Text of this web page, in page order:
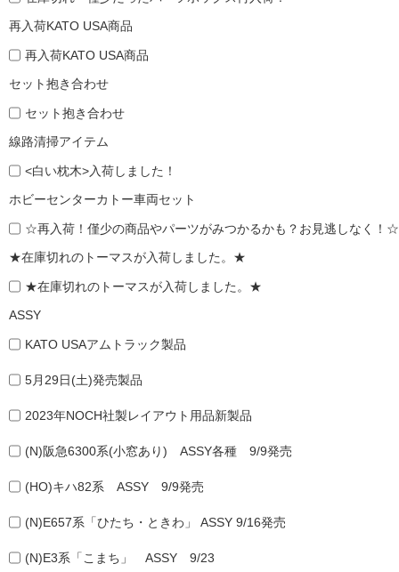
再入荷KATO USA商品
再入荷KATO USA商品
セット抱き合わせ
セット抱き合わせ
線路清掃アイテム
<白い枕木>入荷しました！
ホビーセンターカトー車両セット
☆再入荷！僅少の商品やパーツがみつかるかも？お見逃しなく！☆
★在庫切れのトーマスが入荷しました。★
★在庫切れのトーマスが入荷しました。★
ASSY
KATO USAアムトラック製品
5月29日(土)発売製品
2023年NOCH社製レイアウト用品新製品
(N)阪急6300系(小窓あり) ASSY各種 9/9発売
(HO)キハ82系 ASSY 9/9発売
(N)E657系「ひたち・ときわ」 ASSY 9/16発売
(N)E3系「こまち」 ASSY 9/23